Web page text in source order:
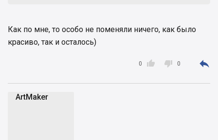
Как по мне, то особо не поменяли ничего, как было
красиво, так и осталось)

0  0 
ArtMaker